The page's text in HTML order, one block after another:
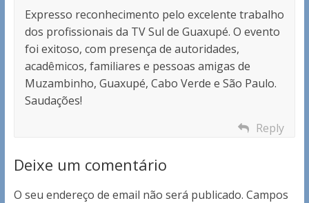
Expresso reconhecimento pelo excelente trabalho
dos profissionais da TV Sul de Guaxupé. O evento
foi exitoso, com presença de autoridades,
acadêmicos, familiares e pessoas amigas de
Muzambinho, Guaxupé, Cabo Verde e São Paulo.
Saudações!
Reply
Deixe um comentário
O seu endereço de email não será publicado. Campos